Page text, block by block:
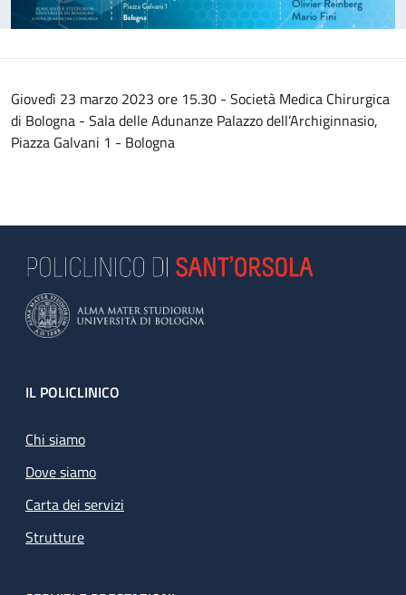
Giovedì 23 marzo 2023 ore 15.30 - Società Medica Chirurgica
di Bologna - Sala delle Adunanze Palazzo dell’Archiginnasio,
Piazza Galvani 1 - Bologna
Footer
IL POLICLINICO
Chi siamo
Dove siamo
Carta dei servizi
Strutture